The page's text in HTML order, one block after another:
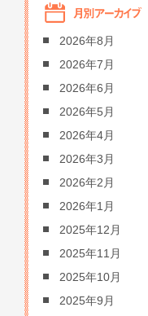
2026年8月
2026年7月
2026年6月
2026年5月
2026年4月
2026年3月
2026年2月
2026年1月
2025年12月
2025年11月
2025年10月
2025年9月